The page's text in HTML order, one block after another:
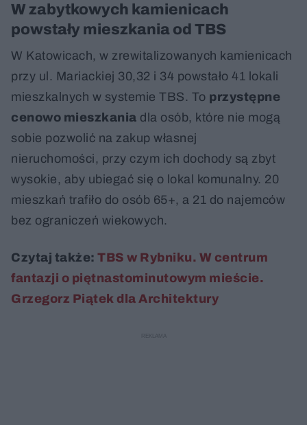
W zabytkowych kamienicach
powstały mieszkania od TBS
W Katowicach, w zrewitalizowanych kamienicach
przy ul. Mariackiej 30,32 i 34 powstało 41 lokali
mieszkalnych w systemie TBS. To przystępne
cenowo mieszkania dla osób, które nie mogą
sobie pozwolić na zakup własnej
nieruchomości, przy czym ich dochody są zbyt
wysokie, aby ubiegać się o lokal komunalny. 20
mieszkań trafiło do osób 65+, a 21 do najemców
bez ograniczeń wiekowych.
Czytaj także: TBS w Rybniku. W centrum
fantazji o piętnastominutowym mieście.
Grzegorz Piątek dla Architektury